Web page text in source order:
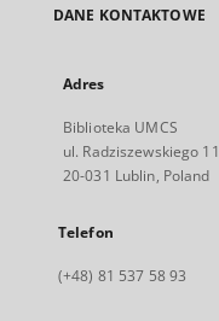
DANE KONTAKTOWE
Adres
Biblioteka UMCS
ul. Radziszewskiego 11
20-031 Lublin, Poland
Telefon
(+48) 81 537 58 93